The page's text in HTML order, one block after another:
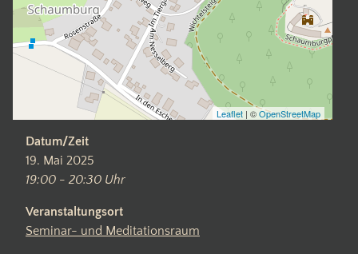
Leaflet | ©OpenStreetMap
Datum/Zeit
19. Mai 2025
19:00 - 20:30 Uhr
Veranstaltungsort
Seminar- und Meditationsraum